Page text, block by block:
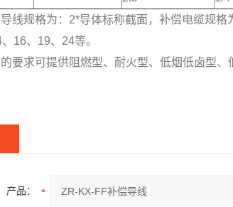
线规格为：2*导体标称截面，补偿电缆规格
16、19、24等。
要求可提供阻燃型、耐火型、低烟低卤型
产品：